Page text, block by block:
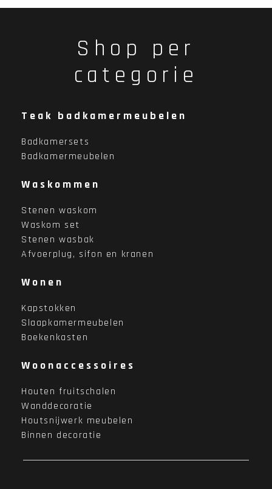
Shop per
categorie
Teak badkamermeubelen
Badkamersets
Badkamermeubelen
Waskommen
Stenen waskom
Waskom set
Stenen wasbak
Afvoerplug, sifon en kranen
Wonen
Kapstokken
Slaapkamermeubelen
Boekenkasten
Woonaccessoires
Houten fruitschalen
Wanddecoratie
Houtsnijwerk meubelen
Binnen decoratie